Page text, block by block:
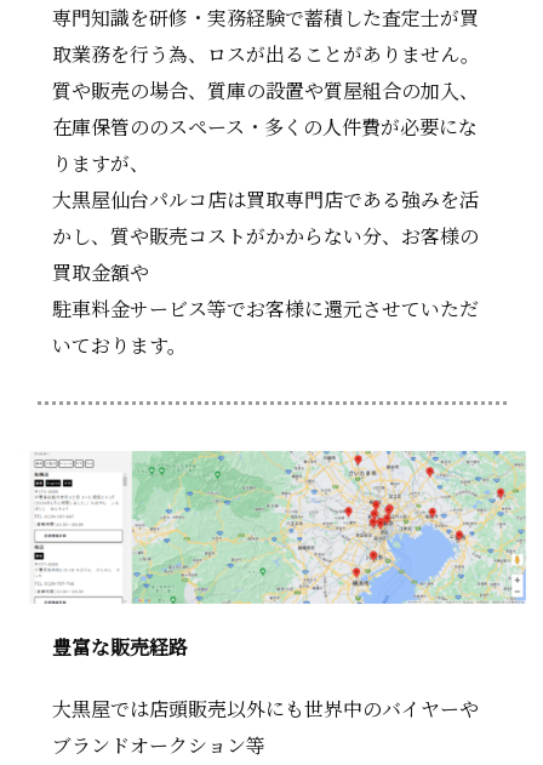
専門知識を研修・実務経験で蓄積した査定士が買
取業務を行う為、ロスが出ることがありません。
質や販売の場合、質庫の設置や質屋組合の加入、
在庫保管ののスペース・多くの人件費が必要にな
りますが、
大黒屋仙台パルコ店は買取専門店である強みを活
かし、質や販売コストがかからない分、お客様の
買取金額や
駐車料金サービス等でお客様に還元させていただ
いております。
豊富な販売経路
大黒屋では店頭販売以外にも世界中のバイヤーや
ブランドオークション等